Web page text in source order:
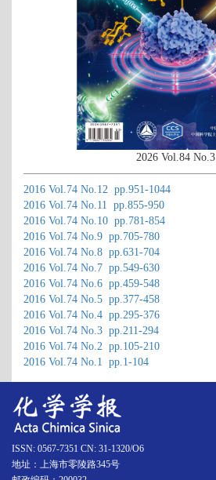
2026 Vol.84 No.3
2016 Vol.74 No.12 pp.951-1044
2016 Vol.74 No.11 pp.855-950
2016 Vol.74 No.10 pp.781-854
2016 Vol.74 No.9 pp.705-780
2016 Vol.74 No.8 pp.631-704
2016 Vol.74 No.7 pp.549-630
2016 Vol.74 No.6 pp.459-548
2016 Vol.74 No.5 pp.377-458
2016 Vol.74 No.4 pp.295-376
2016 Vol.74 No.3 pp.211-294
2016 Vol.74 No.2 pp.105-210
2016 Vol.74 No.1 pp.1-104
ISSN: 0567-7351 CN: 31-1320/O6
地址：上海市零陵路345号